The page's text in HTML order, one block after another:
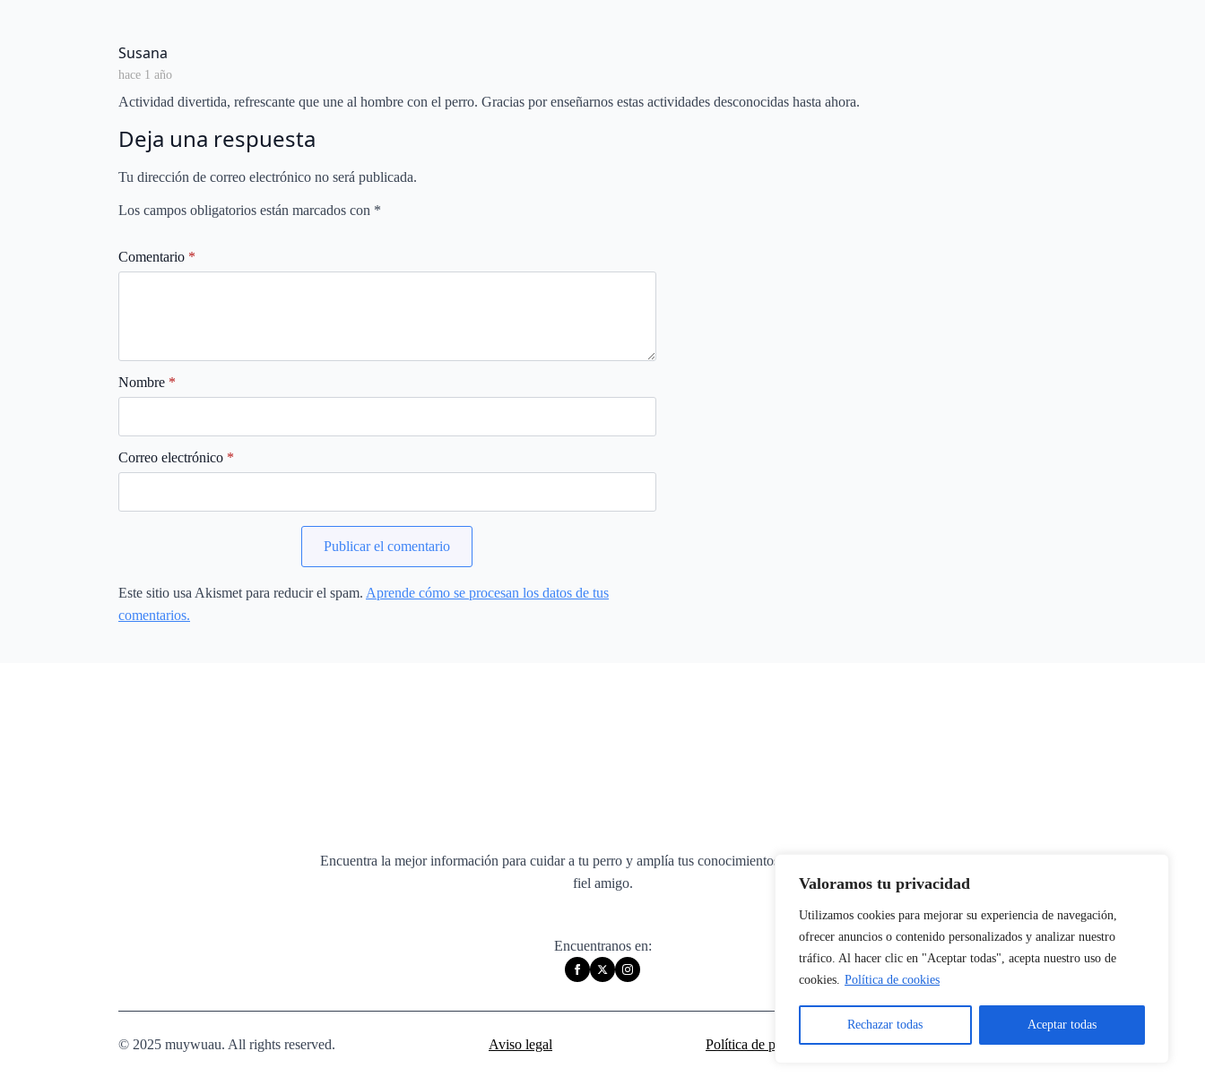
Valoramos tu privacidad
Utilizamos cookies para mejorar su experiencia de navegación,
ofrecer anuncios o contenido personalizados y analizar nuestro
tráfico. Al hacer clic en "Aceptar todas", acepta nuestro uso de
cookies. Política de cookies
Rechazar todas Aceptar todas
Susana
hace 1 año
Actividad divertida, refrescante que une al hombre con el perro. Gracias por enseñarnos estas actividades desconocidas hasta ahora.
Deja una respuesta
Tu dirección de correo electrónico no será publicada.
Los campos obligatorios están marcados con *
Comentario *
Nombre *
Correo electrónico *
Este sitio usa Akismet para reducir el spam. Aprende cómo se procesan los datos de tus
comentarios.
Encuentra la mejor información para cuidar a tu perro y amplía tus conocimientos sobre la vida de tu
fiel amigo.
Encuentranos en:
© 2025 muywuau. All rights reserved. Aviso legal Política de privacidad Política de cookies